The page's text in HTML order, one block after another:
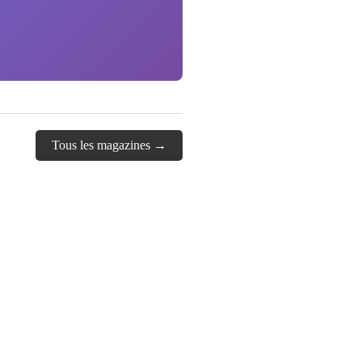
Tous les magazines →